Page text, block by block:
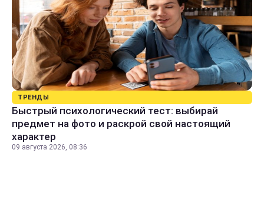
ТРЕНДЫ
Быстрый психологический тест: выбирай
предмет на фото и раскрой свой настоящий
характер
09 августа 2026, 08:36